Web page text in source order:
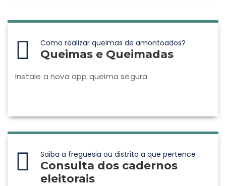
Como realizar queimas de amontoados?
Queimas e Queimadas
Instale a nova app queima segura
Saiba a freguesia ou distrito a que pertence
Consulta dos cadernos
eleitorais